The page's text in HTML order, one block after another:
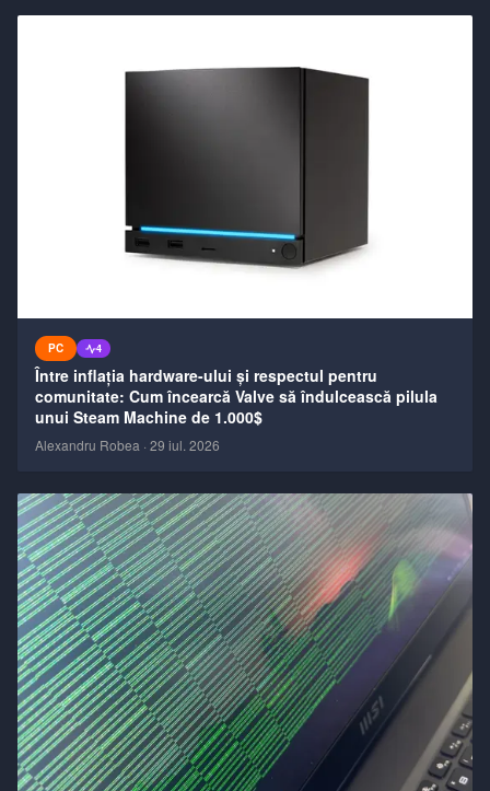
PC 4
Între inflația hardware-ului și respectul pentru
comunitate: Cum încearcă Valve să îndulcească pilula
unui Steam Machine de 1.000$
Alexandru Robea · 29 iul. 2026